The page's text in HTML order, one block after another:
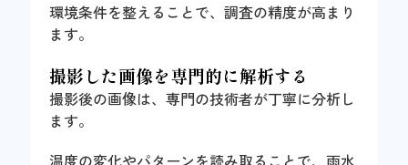
環境条件を整えることで、調査の精度が高まり
ます。
撮影した画像を専門的に解析する
撮影後の画像は、専門の技術者が丁寧に分析し
ます。